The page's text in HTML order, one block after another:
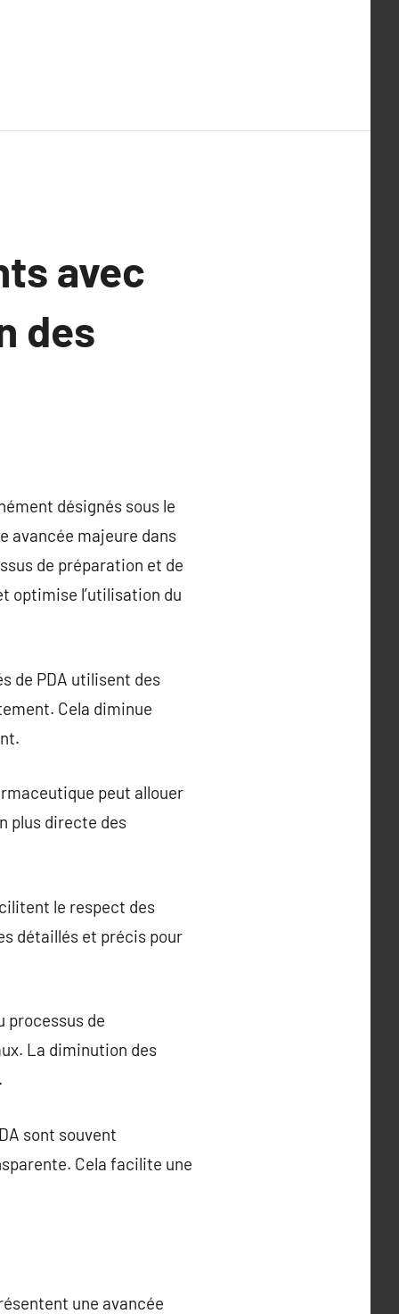
avec
des
désignés sous le
avancée majeure dans
de préparation et de
optimise l’utilisation du
de PDA utilisent des
Cela diminue
peut allouer
plus directe des
le respect des
détaillés et précis pour
processus de
La diminution des
sont souvent
Cela facilite une
une avancée